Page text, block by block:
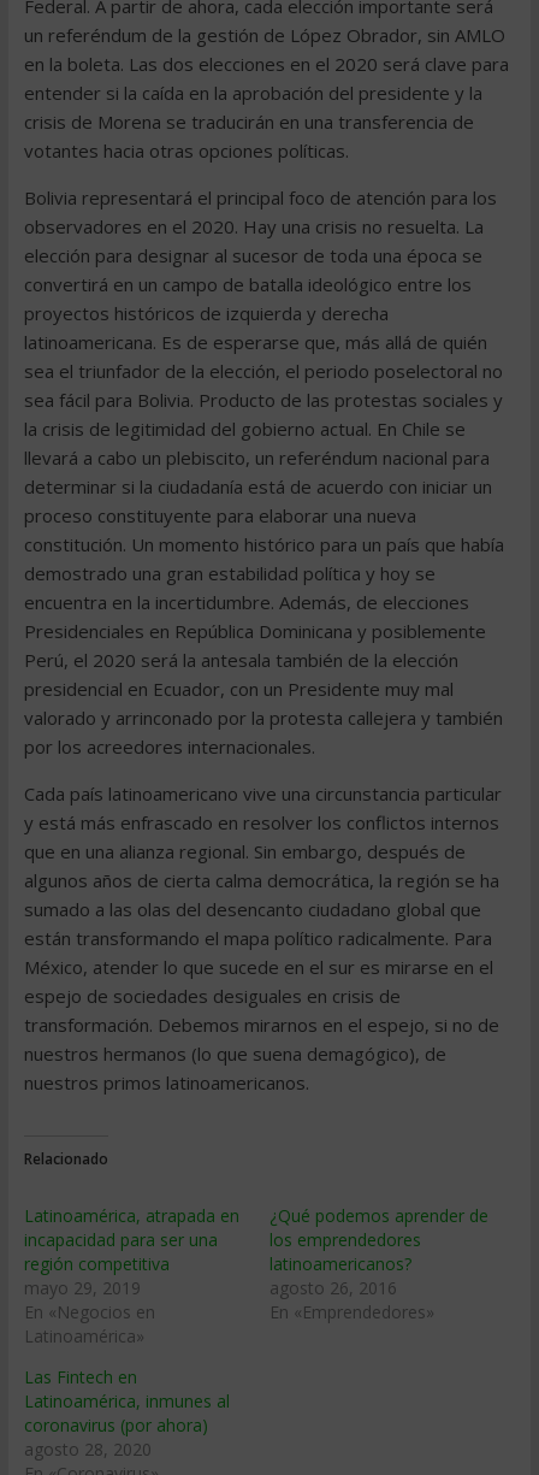
Federal. A partir de ahora, cada elección importante será
un referéndum de la gestión de López Obrador, sin AMLO
en la boleta. Las dos elecciones en el 2020 será clave para
entender si la caída en la aprobación del presidente y la
crisis de Morena se traducirán en una transferencia de
votantes hacia otras opciones políticas.
Bolivia representará el principal foco de atención para los
observadores en el 2020. Hay una crisis no resuelta. La
elección para designar al sucesor de toda una época se
convertirá en un campo de batalla ideológico entre los
proyectos históricos de izquierda y derecha
latinoamericana. Es de esperarse que, más allá de quién
sea el triunfador de la elección, el periodo poselectoral no
sea fácil para Bolivia. Producto de las protestas sociales y
la crisis de legitimidad del gobierno actual. En Chile se
llevará a cabo un plebiscito, un referéndum nacional para
determinar si la ciudadanía está de acuerdo con iniciar un
proceso constituyente para elaborar una nueva
constitución. Un momento histórico para un país que había
demostrado una gran estabilidad política y hoy se
encuentra en la incertidumbre. Además, de elecciones
Presidenciales en República Dominicana y posiblemente
Perú, el 2020 será la antesala también de la elección
presidencial en Ecuador, con un Presidente muy mal
valorado y arrinconado por la protesta callejera y también
por los acreedores internacionales.
Cada país latinoamericano vive una circunstancia particular
y está más enfrascado en resolver los conflictos internos
que en una alianza regional. Sin embargo, después de
algunos años de cierta calma democrática, la región se ha
sumado a las olas del desencanto ciudadano global que
están transformando el mapa político radicalmente. Para
México, atender lo que sucede en el sur es mirarse en el
espejo de sociedades desiguales en crisis de
transformación. Debemos mirarnos en el espejo, si no de
nuestros hermanos (lo que suena demagógico), de
nuestros primos latinoamericanos.
Relacionado
Latinoamérica, atrapada en
incapacidad para ser una
región competitiva
mayo 29, 2019
En «Negocios en
Latinoamérica»
¿Qué podemos aprender de
los emprendedores
latinoamericanos?
agosto 26, 2016
En «Emprendedores»
Las Fintech en
Latinoamérica, inmunes al
coronavirus (por ahora)
agosto 28, 2020